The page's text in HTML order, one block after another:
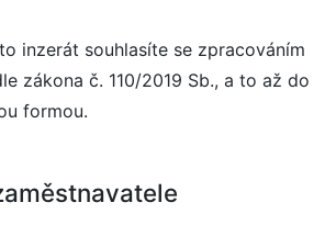
inzerát souhlasíte se zpracováním
zákona č. 110/2019 Sb., a to až do
formou.